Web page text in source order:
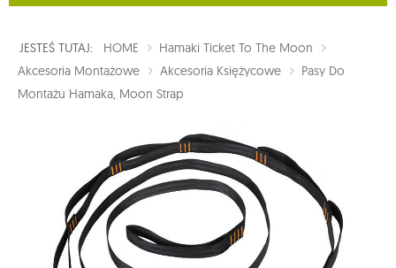
JESTEŚ TUTAJ: HOME
Hamaki Ticket To The Moon
Akcesoria Montażowe
Akcesoria Księżycowe
Pasy Do
Montażu Hamaka, Moon Strap